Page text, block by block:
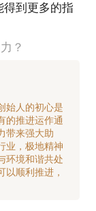
到更多的指
？
始人的初心是
的推进运作通
带来强大助
业，极地精神
环境和谐共处
以顺利推进，